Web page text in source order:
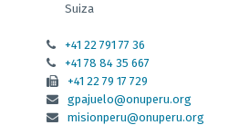
Suiza
+41 22 791 77 36
+41 78 84 35 667
+41 22 79 17 729
gpajuelo@onuperu.org
misionperu@onuperu.org